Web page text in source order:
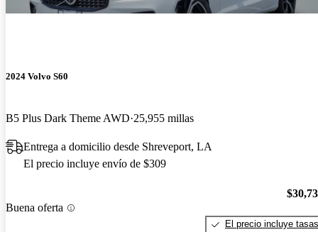
2024 Volvo S60
B5 Plus Dark Theme AWD 25,955 millas
Entrega a domicilio desde Shreveport, LA
El precio incluye envío de $309
Buena oferta
El precio incluye tasas